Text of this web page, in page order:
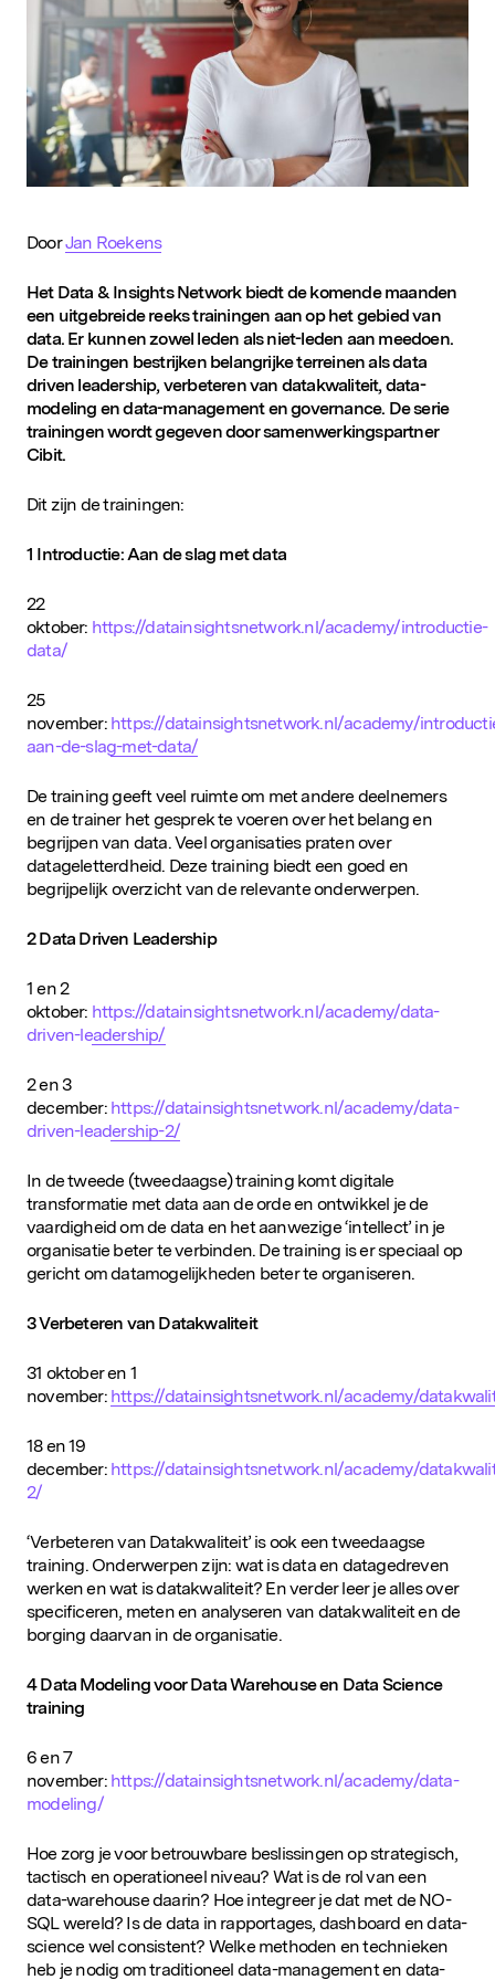
SLUIT JE AAN
DoorJan Roekens
Het Data & Insights Network biedt de komende maanden
een uitgebreide reeks trainingen aan op het gebied van
data. Er kunnen zowel leden als niet-leden aan meedoen.
De trainingen bestrijken belangrijke terreinen als data
driven leadership, verbeteren van datakwaliteit, data-
modeling en data-management en governance. De serie
trainingen wordt gegeven door samenwerkingspartner
Cibit.
Dit zijn de trainingen:
1 Introductie: Aan de slag met data
22
oktober: https://datainsightsnetwork.nl/academy/introductie-
data/
25
november: https://datainsightsnetwork.nl/academy/
aan-de-slag-met-data/
De training geeft veel ruimte om met andere deelnemers
en de trainer het gesprek te voeren over het belang en
begrijpen van data. Veel organisaties praten over
datageletterdheid. Deze training biedt een goed en
begrijpelijk overzicht van de relevante onderwerpen.
2 Data Driven Leadership
1 en 2
oktober: https://datainsightsnetwork.nl/academy/data-
driven-leadership/
2 en 3
december: https://datainsightsnetwork.nl/academy/data-
driven-leadership-2/
In de tweede (tweedaagse) training komt digitale
transformatie met data aan de orde en ontwikkel je de
vaardigheid om de data en het aanwezige ‘intellect’ in je
organisatie beter te verbinden. De training is er speciaal op
gericht om datamogelijkheden beter te organiseren.
3 Verbeteren van Datakwaliteit
31 oktober en 1
november: https://datainsightsnetwork.nl/academy/
18 en 19
december: https://datainsightsnetwork.nl/academy/
2/
‘Verbeteren van Datakwaliteit’ is ook een tweedaagse
training. Onderwerpen zijn: wat is data en datagedreven
werken en wat is datakwaliteit? En verder leer je alles over
specificeren, meten en analyseren van datakwaliteit en de
borging daarvan in de organisatie.
4 Data Modeling voor Data Warehouse en Data Science
training
6 en 7
november: https://datainsightsnetwork.nl/academy/data-
modeling/
Hoe zorg je voor betrouwbare beslissingen op strategisch,
tactisch en operationeel niveau? Wat is de rol van een
data-warehouse daarin? Hoe integreer je dat met de NO-
SQL wereld? Is de data in rapportages, dashboard en data-
science wel consistent? Welke methoden en technieken
heb je nodig om traditioneel data-management en data-